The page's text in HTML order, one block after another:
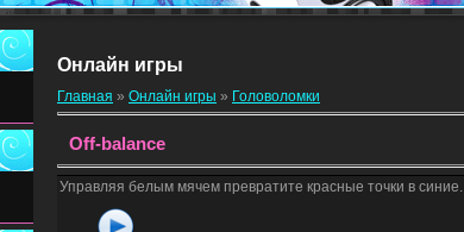
Онлайн игры
Главная » Онлайн игры » Головоломки
Off-balance
Управляя белым мячем превратите красные точки в синие.